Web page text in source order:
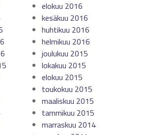
elokuu 2016
kesäkuu 2016
huhtikuu 2016
helmikuu 2016
joulukuu 2015
lokakuu 2015
elokuu 2015
toukokuu 2015
maaliskuu 2015
tammikuu 2015
marraskuu 2014